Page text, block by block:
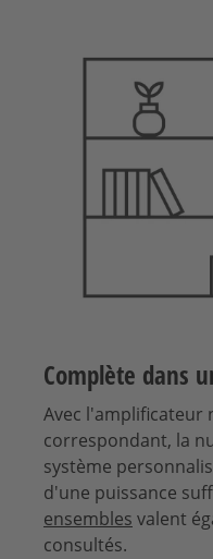
Complète dans
Avec l'amplificateur
correspondant, la
système
d'une puissance
ensembles valent
consultés.